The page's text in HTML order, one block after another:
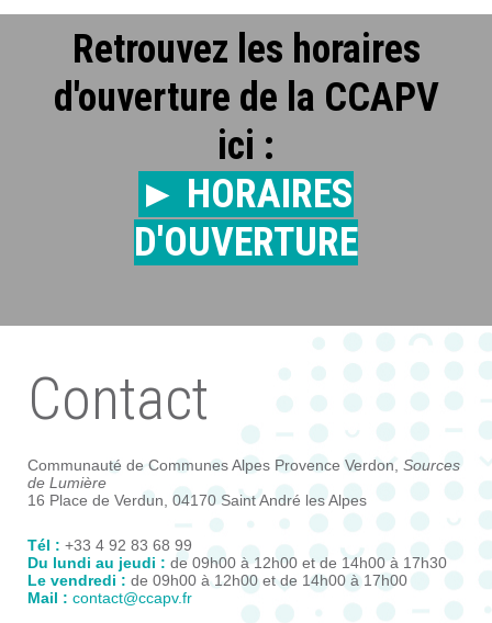
Retrouvez les horaires
d'ouverture de la CCAPV
ici :
► HORAIRES
D'OUVERTURE
Contact
Communauté de Communes Alpes Provence Verdon, Sources
de Lumière
16 Place de Verdun, 04170 Saint André les Alpes
Tél : +33 4 92 83 68 99
Du lundi au jeudi : de 09h00 à 12h00 et de 14h00 à 17h30
Le vendredi : de 09h00 à 12h00 et de 14h00 à 17h00
Mail : contact@ccapv.fr